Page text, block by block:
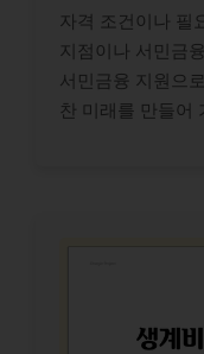
자격 조건이나 필
지점이나 서민금
서민금융 지원으
찬 미래를 만들어